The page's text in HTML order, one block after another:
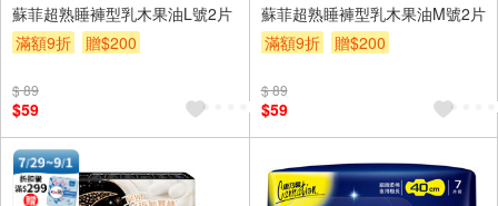
蘇菲超熟睡褲型乳木果油L號2片
滿額9折
贈$200
$ 89
$59
蘇菲超熟睡褲型乳木果油M號2片
滿額9折
贈$200
$ 89
$59